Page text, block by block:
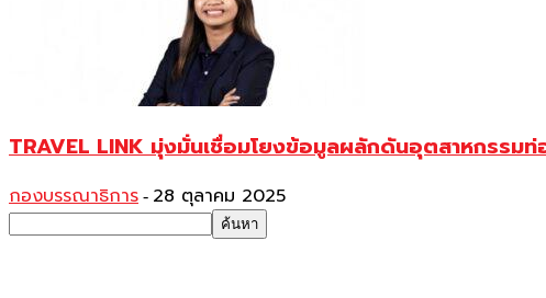
TRAVEL LINK มุ่งมั่นเชื่อมโยงข้อมูลผลักดันอุตสาหกรรม
กองบรรณาธิการ - 28 ตุลาคม 2025